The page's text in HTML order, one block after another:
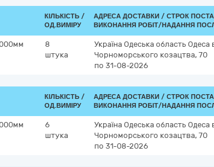
КІЛЬКІСТЬ /
ОД.ВИМІРУ
АДРЕСА ДОСТАВКИ / СТРОК
ВИКОНАННЯ РОБІТ/НАДАННЯ
8
штука
Україна Одеська область Одеса
Чорноморського козацтва, 70
по 31-08-2026
КІЛЬКІСТЬ /
ОД.ВИМІРУ
АДРЕСА ДОСТАВКИ / СТРОК
ВИКОНАННЯ РОБІТ/НАДАННЯ
6
штука
Україна Одеська область Одеса
Чорноморського козацтва, 70
по 31-08-2026